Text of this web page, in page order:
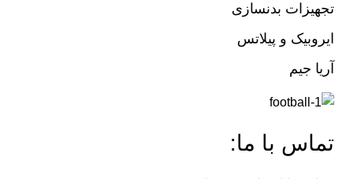
تجهیزات بدنسازی
ایروبیک و پیلاتس
آریا جیم
تماس با ما: